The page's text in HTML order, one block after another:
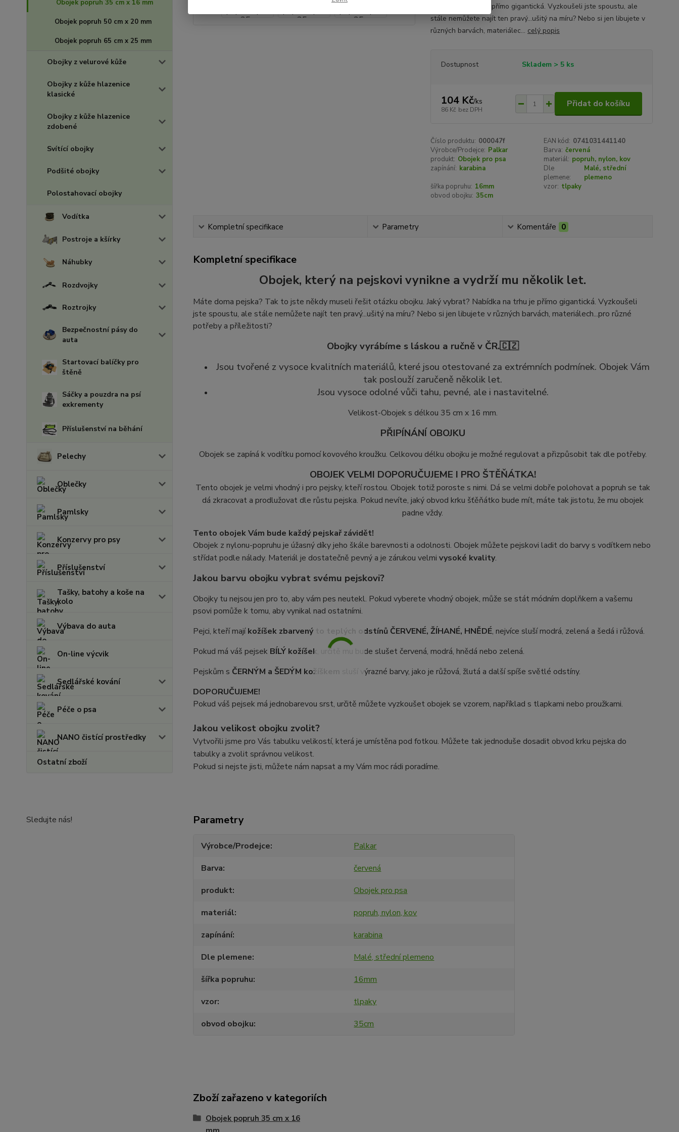
Obojek popruh 35 cm x 16 mm
Obojek popruh 50 cm x 20 mm
Obojek popruh 65 cm x 25 mm
Obojky z velurové kůže
Obojky z kůže hlazenice
klasické
Obojky z kůže hlazenice
zdobené
Svítící obojky
Podšité obojky
Polostahovací obojky
Vodítka
Postroje a kšírky
Náhubky
Rozdvojky
Roztrojky
Bezpečnostní pásy do
auta
Startovací balíčky pro
štěně
Sáčky a pouzdra na psí
exkrementy
Příslušenství na běhání
Pelechy
Oblečky
Pamlsky
Konzervy pro psy
Příslušenství
Tašky, batohy a koše na
kolo
Výbava do auta
On-line výcvik
Sedlářské kování
Péče o psa
NANO čistící prostředky
Ostatní zboží
Sledujte nás!
Nabídka na trhu je přímo gigantická. Vyzkoušeli jste spoustu, ale
stále nemůžete najít ten pravý...ušitý na míru? Nebo si jen libujete v
různých barvách, materiálec... celý popis
Dostupnost Skladem > 5 ks
104 Kč/ks
86 Kč bez DPH
Přidat do košíku
Číslo produktu: 000047f EAN kód: 0741031441140
Výrobce/Prodejce: Palkar Barva: červená
produkt: Obojek pro psa materiál: popruh, nylon, kov
zapínání: karabina
Dle
plemene:
Malé, střední
plemeno
šířka popruhu: 16mm vzor: tlpaky
obvod obojku: 35cm
Kompletní specifikace Parametry Komentáře 0
Kompletní specifikace
Obojek, který na pejskovi vynikne a vydrží mu několik let.
Máte doma pejska? Tak to jste někdy museli řešit otázku obojku. Jaký vybrat? Nabídka na trhu je přímo gigantická. Vyzkoušeli
jste spoustu, ale stále nemůžete najít ten pravý...ušitý na míru? Nebo si jen libujete v různých barvách, materiálech...pro různé
potřeby a příležitosti?
Obojky vyrábíme s láskou a ručně v ČR.🇨🇿
Jsou tvořené z vysoce kvalitních materiálů, které jsou otestované za extrémních podmínek. Obojek Vám
tak poslouží zaručeně několik let.
Jsou vysoce odolné vůči tahu, pevné, ale i nastavitelné.
Velikost-Obojek s délkou 35 cm x 16 mm.
PŘIPÍNÁNÍ OBOJKU
Obojek se zapíná k vodítku pomocí kovového kroužku. Celkovou délku obojku je možné regulovat a přizpůsobit tak dle potřeby.
OBOJEK VELMI DOPORUČUJEME I PRO ŠTĚŇÁTKA!
Tento obojek je velmi vhodný i pro pejsky, kteří rostou. Obojek totiž poroste s nimi. Dá se velmi dobře polohovat a popruh se tak
dá zkracovat a prodlužovat dle růstu pejska. Pokud nevíte, jaký obvod krku šťěňátko bude mít, máte tak jistotu, že mu obojek
padne vždy.
Tento obojek Vám bude každý pejskař závidět!
Obojek z nylonu-popruhu je úžasný díky jeho škále barevnosti a odolnosti. Obojek můžete pejskovi ladit do barvy s vodítkem nebo
střídat podle nálady. Materiál je dostatečně pevný a je zárukou velmi vysoké kvality.
Jakou barvu obojku vybrat svému pejskovi?
Obojky tu nejsou jen pro to, aby vám pes neutekl. Pokud vyberete vhodný obojek, může se stát módním doplňkem a vašemu
psovi pomůže k tomu, aby vynikal nad ostatními.
Pejci, kteří majíkožíšek zbarvený to teplých odstínů ČERVENÉ, ŽÍHANÉ, HNĚDÉ, nejvíce sluší modrá, zelená a šedá i růžová.
Pokud má váš pejsek BÍLÝ kožíšek
, určitě mu bude slušet červená, modrá, hnědá nebo zelená.
Pejskům s ČERNÝM a ŠEDÝM kožíškem
sluší výrazné barvy, jako je růžová, žlutá a další spíše světlé odstíny.
DOPORUČUJEME!
Pokud váš pejsek má jednobarevou srst, určitě můžete vyzkoušet obojek se vzorem, například s tlapkami nebo proužkami.
Jakou velikost obojku zvolit?
Vytvořili jsme pro Vás tabulku velikostí, která je umístěna pod fotkou. Můžete tak jednoduše dosadit obvod krku pejska do
tabulky a zvolit správnou velikost.
Pokud si nejste jisti, můžete nám napsat a my Vám moc rádi poradíme.
Parametry
Výrobce/Prodejce
Palkar
Barva
červená
produkt
Obojek pro psa
materiál
popruh, nylon, kov
zapínání
karabina
Dle plemene
Malé, střední plemeno
šířka popruhu
16mm
vzor
tlpaky
obvod obojku
35cm
Zboží zařazeno v kategoriích
Obojek popruh 35 cm x 16